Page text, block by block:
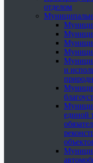
отделом
и
единой